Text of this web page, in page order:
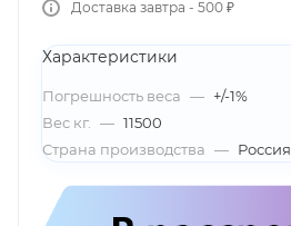
Доставка завтра - 500 ₽
Характеристики
Погрешность веса — +/-1%
Вес кг.
— 11500
Страна производства — Россия